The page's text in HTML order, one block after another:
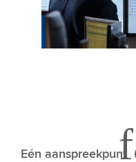
Eén aanspreekpunt